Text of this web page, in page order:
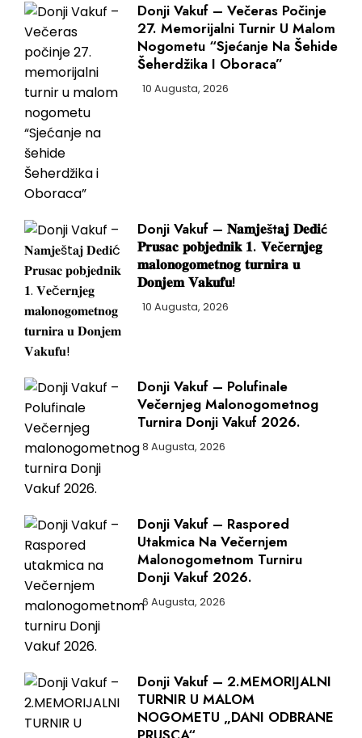
Donji Vakuf – Večeras Počinje
27. Memorijalni Turnir U Malom
Nogometu “Sjećanje Na Šehide
Šeherdžika I Oboraca”
10 Augusta, 2026
Donji Vakuf – 𝐍𝐚𝐦𝐣𝐞št𝐚𝐣 𝐃𝐞𝐝𝐢ć
𝐏𝐫𝐮𝐬𝐚𝐜 𝐩𝐨𝐛𝐣𝐞𝐝𝐧𝐢𝐤 𝟏. 𝐕𝐞č𝐞𝐫𝐧𝐣𝐞𝐠
𝐦𝐚𝐥𝐨𝐧𝐨𝐠𝐨𝐦𝐞𝐭𝐧𝐨𝐠 𝐭𝐮𝐫𝐧𝐢𝐫𝐚 𝐮
𝐃𝐨𝐧𝐣𝐞𝐦 𝐕𝐚𝐤𝐮𝐟𝐮!
10 Augusta, 2026
Donji Vakuf – Polufinale
Večernjeg Malonogometnog
Turnira Donji Vakuf 2026.
8 Augusta, 2026
Donji Vakuf – Raspored
Utakmica Na Večernjem
Malonogometnom Turniru
Donji Vakuf 2026.
6 Augusta, 2026
Donji Vakuf – 2.MEMORIJALNI
TURNIR U MALOM
NOGOMETU „DANI ODBRANE